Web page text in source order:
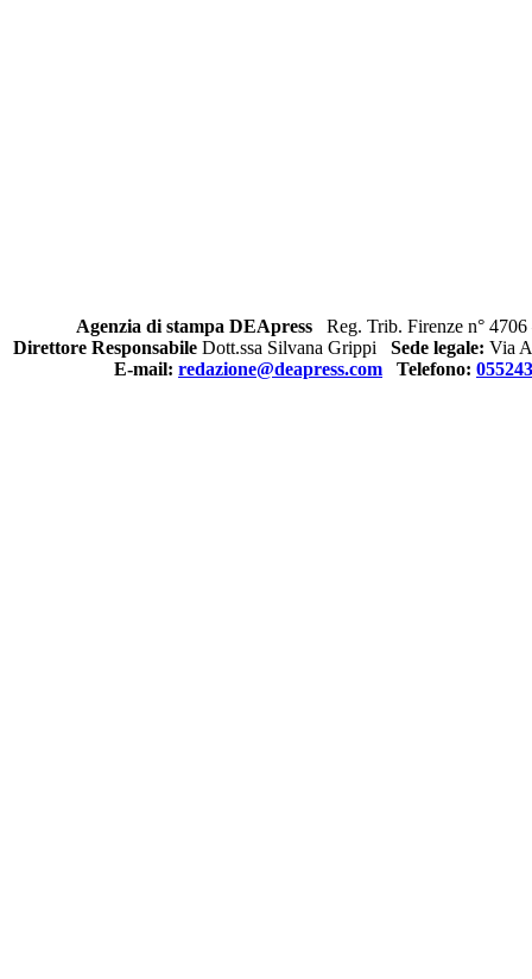
Agenzia di stampa DEApress Reg. Trib. Firenze n° 4706
Direttore Responsabile Dott.ssa Silvana Grippi Sede legale: Via
E-mail: redazione@deapress.com Telefono: